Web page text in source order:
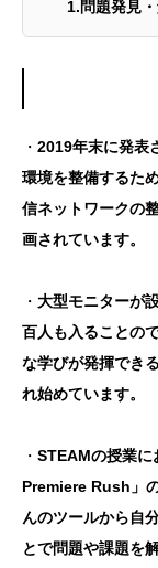
1.問題発見
・ 2019年末に発表
環境を整備するた
信ネットワークの
画されています。
・ 大型モニターが
百人も入ることの
な学びが発揮でき
れ始めています。
・ STEAMの授業
Premiere Rush」
んのツールから自
とで問題や課題を